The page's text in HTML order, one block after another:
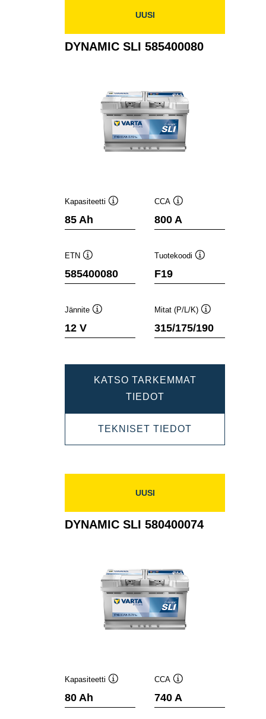
UUSI
DYNAMIC SLI 585400080
Kapasiteetti
85 Ah
CCA
800 A
ETN
585400080
Tuotekoodi
F19
Jännite
12 V
Mitat (P/L/K)
315/175/190
KATSO TARKEMMAT
TIEDOTDYNAMIC
SLI
585400080
TEKNISET TIEDOT
SLI
UUSI
DYNAMIC SLI 580400074
Kapasiteetti
80 Ah
CCA
740 A